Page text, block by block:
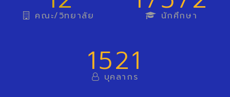
คณะ/วิทยาลัย นักศึกษา
1521
บุคลากร